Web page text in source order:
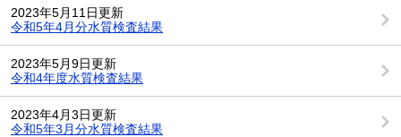
2023年5月11日更新
令和5年4月分水質検査結果
2023年5月9日更新
令和4年度水質検査結果
2023年4月3日更新
令和5年3月分水質検査結果